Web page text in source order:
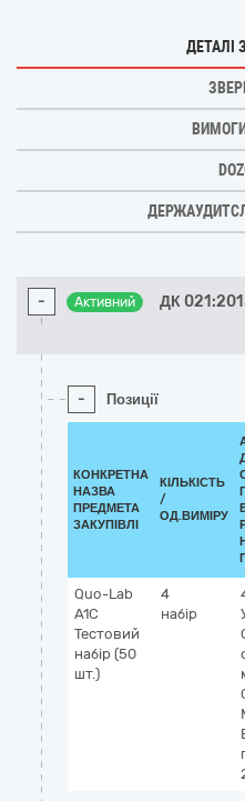
ДЕТАЛІ
- Активний ДК
- Позиції
КОНКРЕТНА
НАЗВА
ПРЕДМЕТА
ЗАКУПІВЛІ
КІЛЬКІСТЬ
/
ОД.ВИМІРУ
Quo-Lab
A1C
Тестовий
набір (50
шт.)
4
набір